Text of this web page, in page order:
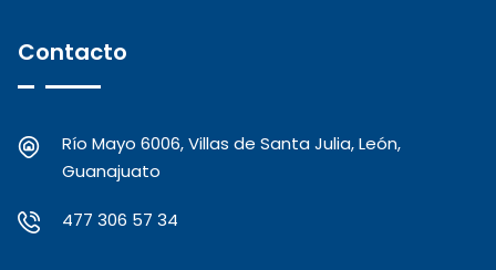
Contacto
Río Mayo 6006, Villas de Santa Julia, León,
Guanajuato
477 306 57 34